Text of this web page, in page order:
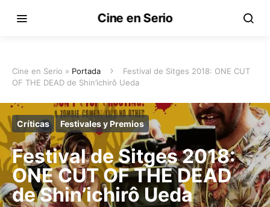
Cine en Serio
Cine en Serio » Portada
Festival de Sitges 2018: ONE CUT
OF THE DEAD de Shin’ichirô Ueda
Críticas Festivales y Premios
Festival de Sitges 2018:
ONE CUT OF THE DEAD
de Shin’ichirô Ueda